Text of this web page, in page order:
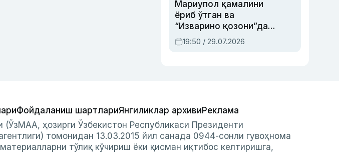
Мариупол қамалини
ёриб ўтган ва
“Изварино қозони”дан
чиққан қаҳрамон —
Украина армияси бош
19:50 / 29.07.2026
Фойдаланиш шартлариЯнгиликлар архивиРеклама
(ЎзМАА, ҳозирги Ўзбекистон Республикаси Президенти
томонидан 13.03.2015 йил санада 0944-сонли гувоҳнома
тўлиқ кўчириш ёки қисман иқтибос келтиришга,